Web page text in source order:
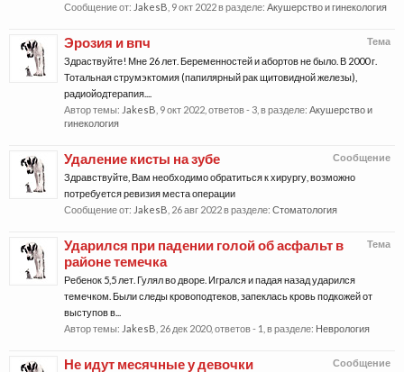
Сообщение от: JakesB 9 окт 2022в разделе: Акушерство и гинекология
Тема
Эрозия и впч
Здраствуйте! Мне 26 лет. Беременностей и абортов не было. В 2000 г.
Тотальная струмэктомия (папилярный рак щитовидной железы),
радиойодтерапия....
Автор темы: JakesB 9 окт 2022 , ответов - 3, в разделе: Акушерство и
гинекология
Сообщение
Удаление кисты на зубе
Здравствуйте, Вам необходимо обратиться к хирургу, возможно
потребуется ревизия места операции
Сообщение от: JakesB 26 авг 2022в разделе: Стоматология
Тема
Ударился при падении голой об асфальт в
районе темечка
Ребенок 5,5 лет. Гулял во дворе. Игрался и падая назад ударился
темечком. Были следы кровоподтеков, запеклась кровь подкожей от
выступов в...
Автор темы: JakesB 26 дек 2020, ответов - 1, в разделе: Неврология
Сообщение
Не идут месячные у девочки